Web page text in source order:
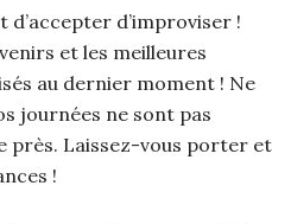
d’improviser !
et les meilleures
au dernier moment ! Ne
journées ne sont pas
près. Laissez-vous porter et
!